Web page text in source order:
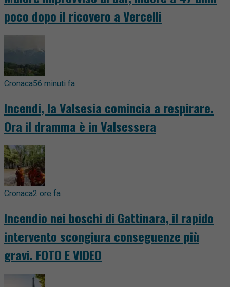
poco dopo il ricovero a Vercelli
Cronaca56 minuti fa
Incendi, la Valsesia comincia a respirare.
Ora il dramma è in Valsessera
Cronaca2 ore fa
Incendio nei boschi di Gattinara, il rapido
intervento scongiura conseguenze più
gravi. FOTO E VIDEO